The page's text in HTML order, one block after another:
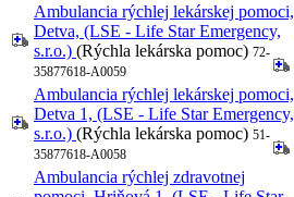
Ambulancia rýchlej lekárskej pomoci,
Detva, (LSE - Life Star Emergency,
s.r.o.) (Rýchla lekárska pomoc) 72-
35877618-A0059
Ambulancia rýchlej lekárskej pomoci,
Detva 1, (LSE - Life Star Emergency,
s.r.o.) (Rýchla lekárska pomoc) 51-
35877618-A0058
Ambulancia rýchlej zdravotnej